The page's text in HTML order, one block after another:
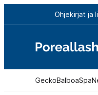
sisältöön
Ohjekirjat ja
Poreallashuolto
GeckoBalboa